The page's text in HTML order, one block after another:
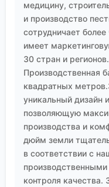
медицину,
и производство
сотрудничает
имеет
30 стран и регионов.
Производственная
квадратных
уникальный дизайн
позволяющую
производства и
дюйм земли
в соответствии с
контроля качества.